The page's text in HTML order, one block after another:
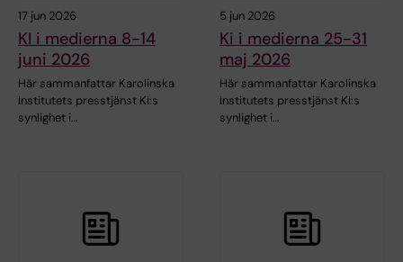
17 jun 2026
KI i medierna 8-14
juni 2026
Här sammanfattar Karolinska
Institutets presstjänst KI:s
synlighet i…
5 jun 2026
Ki i medierna 25-31
maj 2026
Här sammanfattar Karolinska
Institutets presstjänst KI:s
synlighet i…